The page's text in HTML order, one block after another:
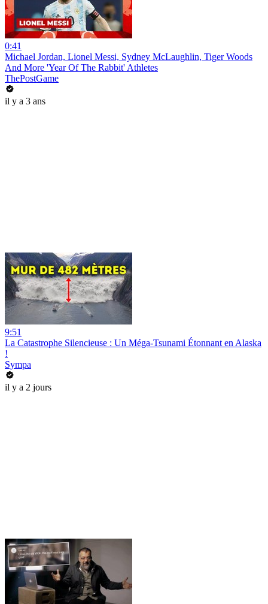
0:41
Michael Jordan, Lionel Messi, Sydney McLaughlin, Tiger Woods
And More 'Year Of The Rabbit' Athletes
ThePostGame
il y a 3 ans
9:51
La Catastrophe Silencieuse : Un Méga-Tsunami Étonnant en Alaska
!
Sympa
il y a 2 jours